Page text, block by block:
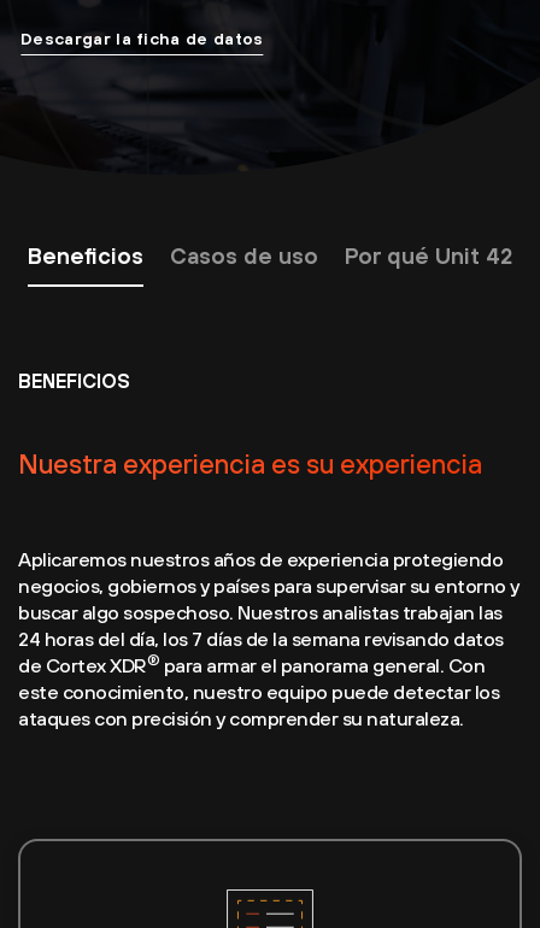
Descargar la ficha de datos
Beneficios Casos de uso Por qué Unit 42
BENEFICIOS
Nuestra experiencia es su experiencia
Aplicaremos nuestros años de experiencia protegiendo
negocios, gobiernos y países para supervisar su entorno y
buscar algo sospechoso. Nuestros analistas trabajan las
24 horas del día, los 7 días de la semana revisando datos
de Cortex XDR® para armar el panorama general. Con
este conocimiento, nuestro equipo puede detectar los
ataques con precisión y comprender su naturaleza.